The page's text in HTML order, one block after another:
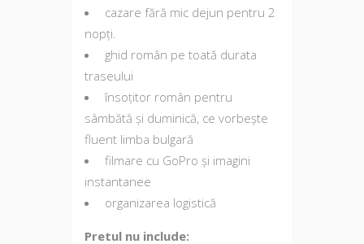
cazare fără mic dejun pentru 2
nopți.
ghid român pe toată durata
traseului
însoțitor român pentru
sâmbătă și duminică, ce vorbește
fluent limba bulgară
filmare cu GoPro și imagini
instantanee
organizarea logistică
Pretul nu include: